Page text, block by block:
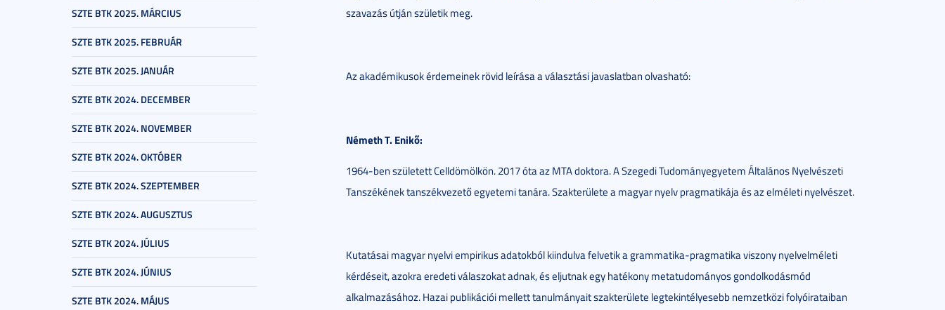
SZTE BTK 2025. MÁRCIUS
SZTE BTK 2025. FEBRUÁR
SZTE BTK 2025. JANUÁR
SZTE BTK 2024. DECEMBER
SZTE BTK 2024. NOVEMBER
SZTE BTK 2024. OKTÓBER
SZTE BTK 2024. SZEPTEMBER
SZTE BTK 2024. AUGUSZTUS
SZTE BTK 2024. JÚLIUS
SZTE BTK 2024. JÚNIUS
SZTE BTK 2024. MÁJUS
szavazás útján születik meg.
Az akadémikusok érdemeinek rövid leírása a választási javaslatban olvasható:
Németh T. Enikő:
1964-ben született Celldömölkön. 2017 óta az MTA doktora. A Szegedi Tudományegyetem Általános Nyelvészeti
Tanszékének tanszékvezető egyetemi tanára. Szakterülete a magyar nyelv pragmatikája és az elméleti nyelvészet.
Kutatásai magyar nyelvi empirikus adatokból kiindulva felvetik a grammatika-pragmatika viszony nyelvelméleti
kérdéseit, azokra eredeti válaszokat adnak, és eljutnak egy hatékony metatudományos gondolkodásmód
alkalmazásához. Hazai publikációi mellett tanulmányait szakterülete legtekintélyesebb nemzetközi folyóirataiban